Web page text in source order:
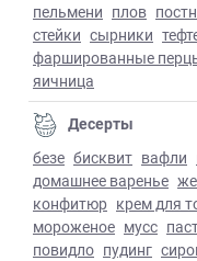
пельмени плов
стейки сырники
фаршированные
яичница
Десерты
безе бисквит вафли
домашнее варенье
конфитюр крем для
мороженое мусс
повидло пудинг